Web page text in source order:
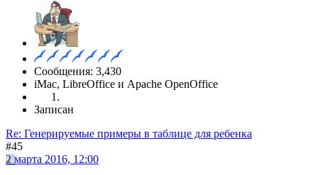
Сообщения: 3,430
iMac, LibreOffice и Apache OpenOffice
Записан
Re: Генерируемые примеры в таблице для ребенка
#45
2 марта 2016, 12:00